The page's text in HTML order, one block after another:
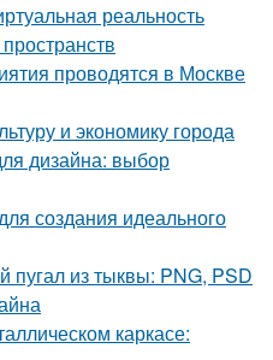
реальность
проводятся в Москве
и экономику города
дизайна: выбор
создания идеального
пугал из тыквы: PNG, PSD
каркасе: